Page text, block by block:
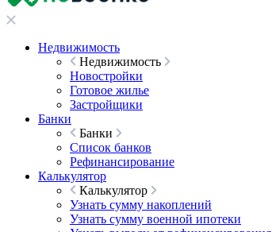
Недвижимость
Недвижимость
Новостройки
Готовое жилье
Застройщики
Банки
Банки
Список банков
Рефинансирование
Калькулятор
Калькулятор
Узнать сумму накоплений
Узнать сумму военной ипотеки